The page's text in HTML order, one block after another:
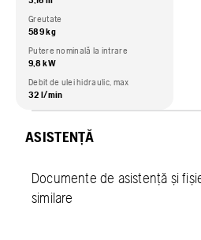
Greutate
589 kg
Putere nominală la intrare
9,8 kW
Debit de ulei hidraulic, max
32 l/min
ASISTENȚĂ
Documente de asistență și
similare